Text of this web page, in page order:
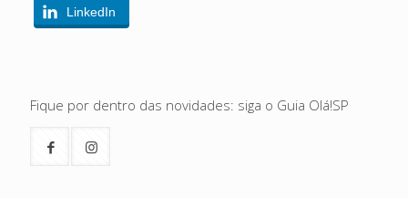
LinkedIn
Fique por dentro das novidades: siga o Guia Olá!SP